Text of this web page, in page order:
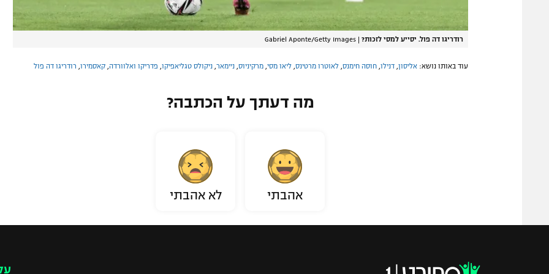
רודריגו דה פול. יסייע למסי לזכות? |
Gabriel Aponte/Getty Images
עוד באותו נושא: אליסון דנילו חוסה חימנס לאוטרו מרטינס ליאו מסי מרקיניוס ניימאר ניקולס טגליאפיקו פדריקו ואלוורדה קאסמירו רודריגו דה פול
מה דעתך על הכתבה?
אהבתי לא אהבתי